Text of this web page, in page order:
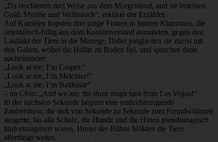
„Da erschienen drei Weise aus dem Morgenland, und sie brachten
Gold, Myrrhe und Weihrauch“, erklärte der Erzähler.
Auf Kamelen hopsten drei junge Frauen in bunten Klamotten, die
orientalisch-billig aus dem Kostümversand anmuteten, gegen den
Lauftakt der Tiere in die Manege. Dabei jonglierten sie zuerst mit
den Gaben, wobei die Hälfte zu Boden fiel, und sprachen dann
nacheinander:
„Look at me, I’m Casper.“
„Look at me, I’m Melchior!“
„Look at me, I’m Balthasar“
– im Chor: „And we are: the three magicians from Las Vegas!“
In der nächsten Sekunde begann eine mitleidserregende
Zaubershow, die sich von Sekunde zu Sekunde zum Fremdschämen
steigerte, bis alle Schafe, die Hunde und die Hirten pseudomagisch
hinfortmagisiert waren. Hinter der Bühne blökten die Tiere
allerdings weiter.